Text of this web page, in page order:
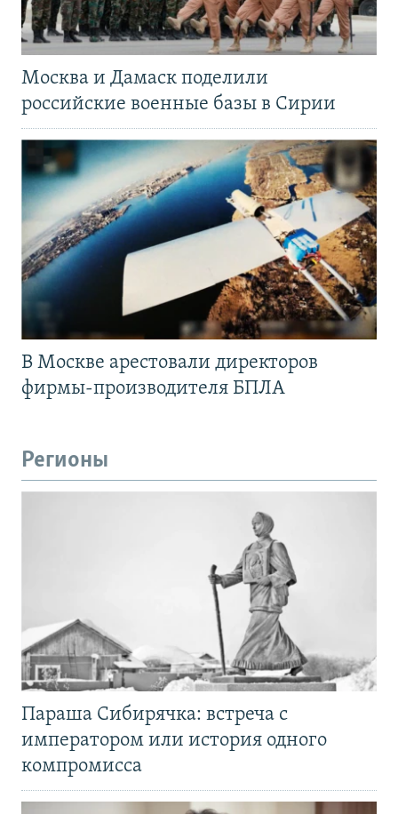
Москва и Дамаск поделили
российские военные базы в Сирии
В Москве арестовали директоров
фирмы-производителя БПЛА
Регионы
Параша Сибирячка: встреча с
императором или история одного
компромисса